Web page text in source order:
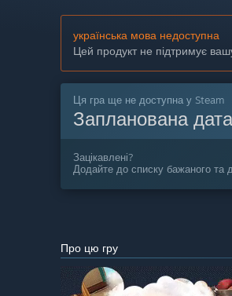
українська мова недоступна
Цей продукт не підтримує
Ця гра ще не доступна у Steam
Запланована
Зацікавлені?
Додайте до списку бажаного та
Про цю гру